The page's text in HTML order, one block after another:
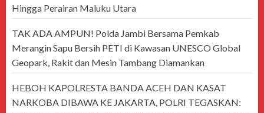
Hingga Perairan Maluku Utara
TAK ADA AMPUN! Polda Jambi Bersama Pemkab
Merangin Sapu Bersih PETI di Kawasan UNESCO Global
Geopark, Rakit dan Mesin Tambang Diamankan
HEBOH KAPOLRESTA BANDA ACEH DAN KASAT
NARKOBA DIBAWA KE JAKARTA, POLRI TEGASKAN: